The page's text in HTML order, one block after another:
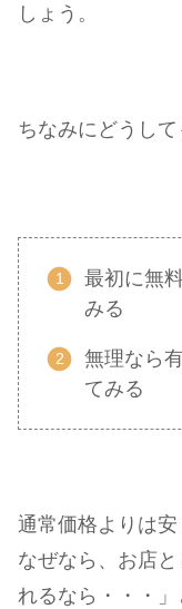
しょう。
ちなみにどうして
最初に無
みる
無理なら
てみる
通常価格よりは安
なぜなら、お店
れるなら・・・」